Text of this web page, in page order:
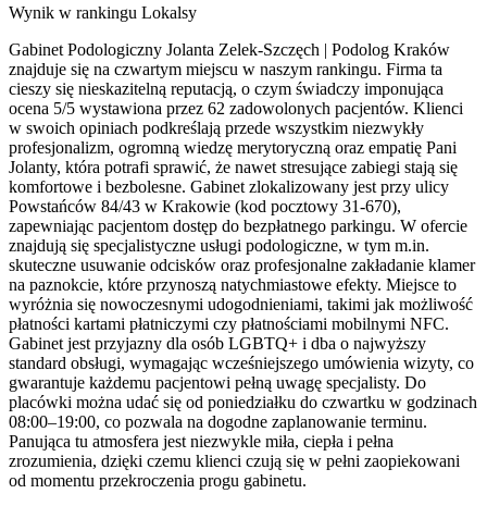
Wynik w rankingu Lokalsy
Gabinet Podologiczny Jolanta Zelek-Szczęch | Podolog Kraków
znajduje się na czwartym miejscu w naszym rankingu. Firma ta
cieszy się nieskazitelną reputacją, o czym świadczy imponująca
ocena 5/5 wystawiona przez 62 zadowolonych pacjentów. Klienci
w swoich opiniach podkreślają przede wszystkim niezwykły
profesjonalizm, ogromną wiedzę merytoryczną oraz empatię Pani
Jolanty, która potrafi sprawić, że nawet stresujące zabiegi stają się
komfortowe i bezbolesne. Gabinet zlokalizowany jest przy ulicy
Powstańców 84/43 w Krakowie (kod pocztowy 31-670),
zapewniając pacjentom dostęp do bezpłatnego parkingu. W ofercie
znajdują się specjalistyczne usługi podologiczne, w tym m.in.
skuteczne usuwanie odcisków oraz profesjonalne zakładanie klamer
na paznokcie, które przynoszą natychmiastowe efekty. Miejsce to
wyróżnia się nowoczesnymi udogodnieniami, takimi jak możliwość
płatności kartami płatniczymi czy płatnościami mobilnymi NFC.
Gabinet jest przyjazny dla osób LGBTQ+ i dba o najwyższy
standard obsługi, wymagając wcześniejszego umówienia wizyty, co
gwarantuje każdemu pacjentowi pełną uwagę specjalisty. Do
placówki można udać się od poniedziałku do czwartku w godzinach
08:00–19:00, co pozwala na dogodne zaplanowanie terminu.
Panująca tu atmosfera jest niezwykle miła, ciepła i pełna
zrozumienia, dzięki czemu klienci czują się w pełni zaopiekowani
od momentu przekroczenia progu gabinetu.